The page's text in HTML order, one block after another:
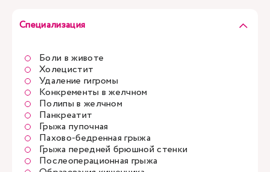
Специализация
Боли в животе
Холецистит
Удаление гигромы
Конкременты в желчном
Полипы в желчном
Панкреатит
Грыжа пупочная
Пахово-бедренная грыжа
Грыжа передней брюшной стенки
Послеоперационная грыжа